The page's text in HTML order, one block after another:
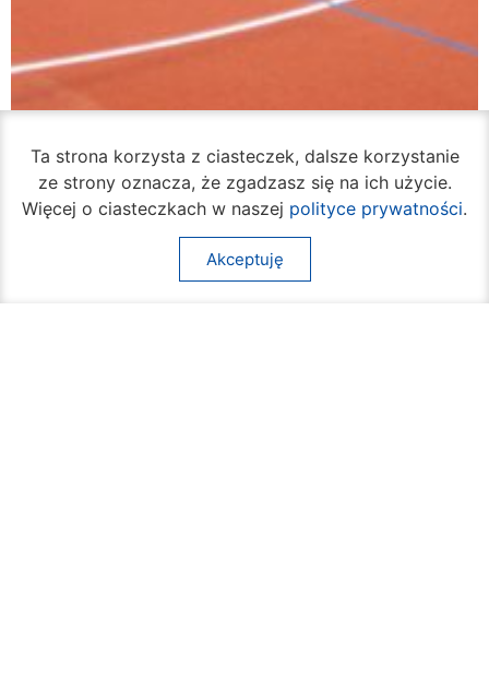
Ta strona korzysta z ciasteczek, dalsze korzystanie
ze strony oznacza, że zgadzasz się na ich użycie.
Więcej o ciasteczkach w naszej polityce prywatności.
Akceptuję